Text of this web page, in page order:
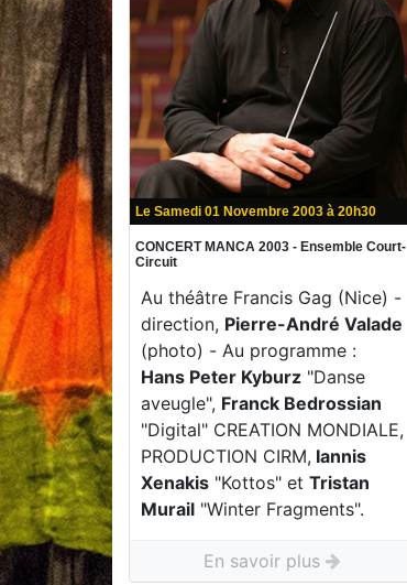
Le Samedi 01 Novembre 2003 à 20h30
CONCERT MANCA 2003 - Ensemble Court-
Circuit
Au théâtre Francis Gag (Nice) -
direction, Pierre-André Valade
(photo) - Au programme :
Hans Peter Kyburz "Danse
aveugle", Franck Bedrossian
"Digital" CREATION MONDIALE,
PRODUCTION CIRM, Iannis
Xenakis "Kottos" et Tristan
Murail "Winter Fragments".
En savoir plus